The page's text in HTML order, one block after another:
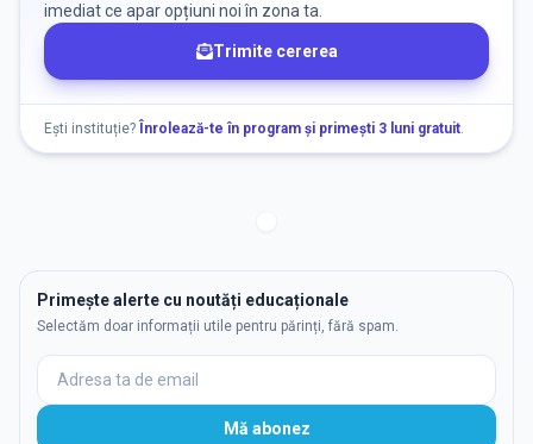
imediat ce apar opțiuni noi în zona ta.
Trimite cererea
Ești instituție? Înrolează-te în program și primești 3 luni gratuit.
Primește alerte cu noutăți educaționale
Selectăm doar informații utile pentru părinți, fără spam.
Mă abonez